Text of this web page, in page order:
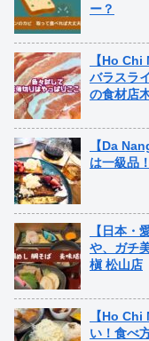
ー？
【Ho
バラスラ
の食材店
【Da
は一級品
【日本・
や、ガチ
槇 松山店
【Ho
い！食べ